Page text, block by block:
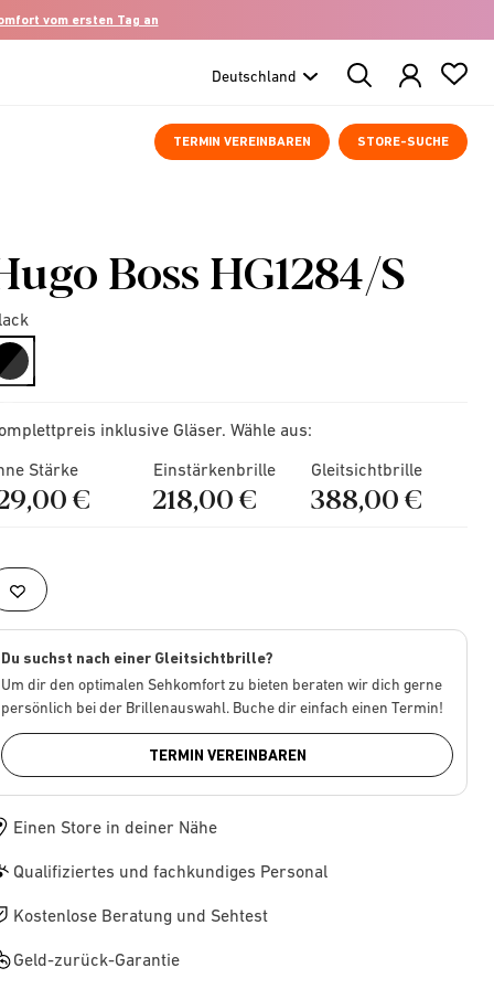
vom ersten Tag an
Search
Products
TERMIN VEREINBAREN STORE-SUCHE
Boss HG1284/S
selected
inklusive Gläser. Wähle aus:
Stärke
€
Einstärkenbrille
218,00 €
Gleitsichtbrille
388,00 €
Du suchst nach einer Gleitsichtbrille?
Um dir den optimalen Sehkomfort zu bieten beraten wir dich gerne
persönlich bei der Brillenauswahl. Buche dir einfach einen Termin!
TERMIN VEREINBAREN
Einen Store in deiner Nähe
Qualifiziertes und fachkundiges Personal
Kostenlose Beratung und Sehtest
Geld-zurück-Garantie